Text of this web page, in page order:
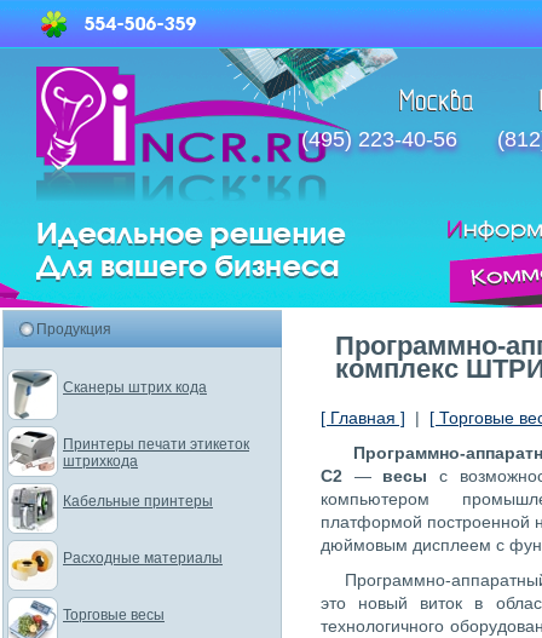
(495) 223-40-56
Программно-
комплекс
[ Главная ] | [ Торговые
Программно-
С2 — весы с
компьютером
платформой построенной
дюймовым дисплеем с
Программно-
это новый виток в
технологичного
Продукция
Сканеры штрих кода
Принтеры печати этикеток
штрихкода
Кабельные принтеры
Расходные материалы
Торговые весы